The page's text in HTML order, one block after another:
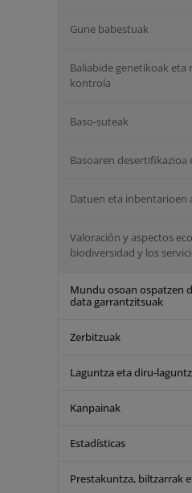
Gune babestuak
Baliabide genetikoak eta
kontrola
Baso-suteak
Basoaren desertifikazioa
Datuen eta inbentarioen
Valoración y aspectos
biodiversidad y los
Mundu osoan ospatzen
data garrantzitsuak
Zerbitzuak
Laguntza eta diru-
Kanpainak
Estadísticas
Prestakuntza, biltzarrak